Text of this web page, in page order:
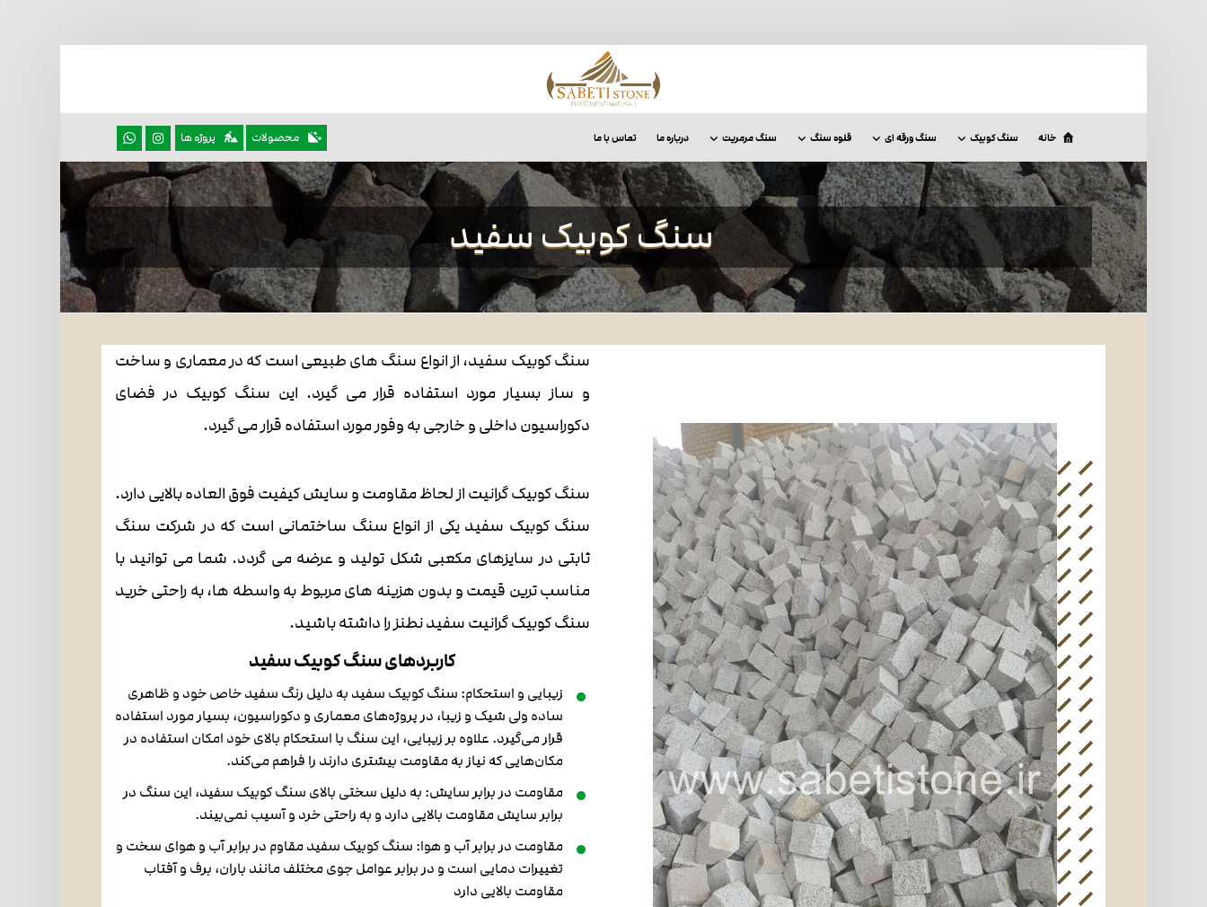
خانه سنگ کوبیک سنگ ورقه ای قلوه سنگ سنگ مرمریت درباره ما تماس با ما پروژه ها محصولات
سنگ کوبیک سفید
سنگ کوبیک سفید، از انواع سنگ های طبیعی است که در معماری و ساخت
و ساز بسیار مورد استفاده قرار می گیرد. این سنگ کوبیک در فضای
دکوراسیون داخلی و خارجی به وفور مورد استفاده قرار می گیرد.
سنگ کوبیک گرانیت از لحاظ مقاومت و سایش کیفیت فوق العاده بالایی دارد.
سنگ کوبیک سفید یکی از انواع سنگ ساختمانی است که در شرکت سنگ
ثابتی در سایزهای مکعبی شکل تولید و عرضه می گردد. شما می توانید با
مناسب ترین قیمت و بدون هزینه های مربوط به واسطه ها، به راحتی خرید
سنگ کوبیک گرانیت سفید نطنز را داشته باشید.
کاربردهای سنگ کوبیک سفید
زیبایی و استحکام: سنگ کوبیک سفید به دلیل رنگ سفید خاص خود و ظاهری
ساده ولی شیک و زیبا، در پروژه‌های معماری و دکوراسیون، بسیار مورد استفاده
قرار می‌گیرد. علاوه بر زیبایی، این سنگ با استحکام بالای خود امکان استفاده در
مکان‌هایی که نیاز به مقاومت بیشتری دارند را فراهم می‌کند.
مقاومت در برابر سایش: به دلیل سختی بالای سنگ کوبیک سفید، این سنگ در
برابر سایش مقاومت بالایی دارد و به راحتی خرد و آسیب نمی‌بیند.
مقاومت در برابر آب و هوا: سنگ کوبیک سفید مقاوم در برابر آب و هوای سخت و
تغییرات دمایی است و در برابر عوامل جوی مختلف مانند باران، برف و آفتاب
مقاومت بالایی دارد